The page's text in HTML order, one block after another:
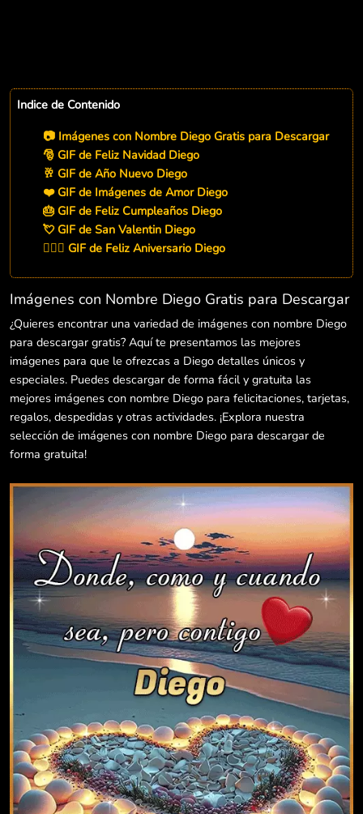
Indice de Contenido
📷 Imágenes con Nombre Diego Gratis para Descargar
🎅 GIF de Feliz Navidad Diego
🥂 GIF de Año Nuevo Diego
❤️ GIF de Imágenes de Amor Diego
🎂 GIF de Feliz Cumpleaños Diego
💘 GIF de San Valentin Diego
👨‍❤️‍👨 GIF de Feliz Aniversario Diego
Imágenes con Nombre Diego Gratis para Descargar
¿Quieres encontrar una variedad de imágenes con nombre Diego
para descargar gratis? Aquí te presentamos las mejores
imágenes para que le ofrezcas a Diego detalles únicos y
especiales. Puedes descargar de forma fácil y gratuita las
mejores imágenes con nombre Diego para felicitaciones, tarjetas,
regalos, despedidas y otras actividades. ¡Explora nuestra
selección de imágenes con nombre Diego para descargar de
forma gratuita!